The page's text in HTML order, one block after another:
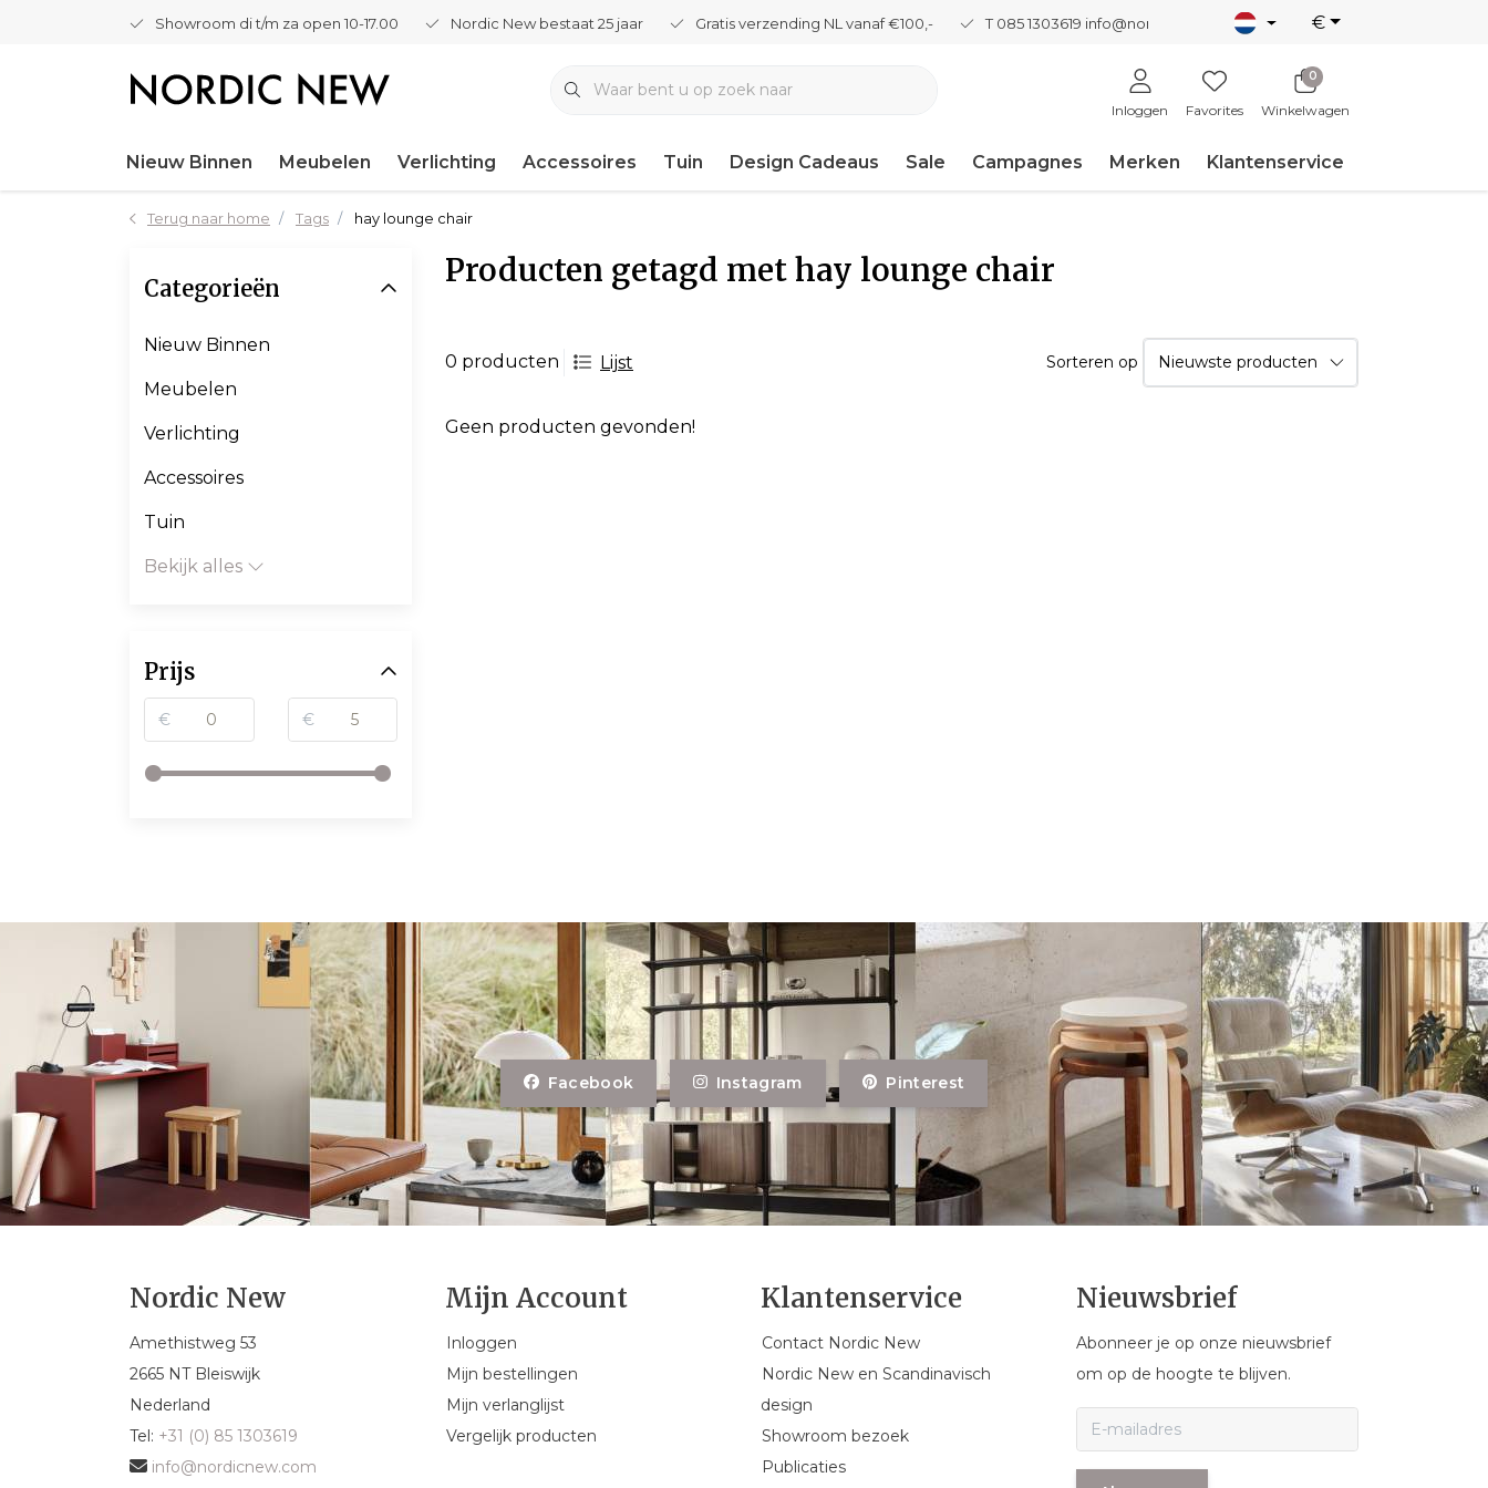
Showroom di t/m za open 10-17.00 Nordic New bestaat 25 jaar Gratis verzending NL vanaf €100,- T 085 1303619 info@nordicnew.nl €
Inloggen Favorites
0
Winkelwagen
Nieuw Binnen Meubelen Verlichting Accessoires Tuin Design Cadeaus Sale Campagnes Merken Klantenservice
Terug naar home Tags hay lounge chair
Producten getagd met hay lounge chair
0 producten Lijst Sorteren op
Geen producten gevonden!
Categorieën
Nieuw Binnen
Meubelen
Verlichting
Accessoires
Tuin
Bekijk alles
Prijs
€ €
Facebook Instagram Pinterest
Nordic New
Amethistweg 53
2665 NT Bleiswijk
Nederland
Tel: +31 (0) 85 1303619
info@nordicnew.com
Mijn Account
Inloggen
Mijn bestellingen
Mijn verlanglijst
Vergelijk producten
Klantenservice
Contact Nordic New
Nordic New en Scandinavisch
design
Showroom bezoek
Publicaties
Nieuwsbrief
Abonneer je op onze nieuwsbrief
om op de hoogte te blijven.